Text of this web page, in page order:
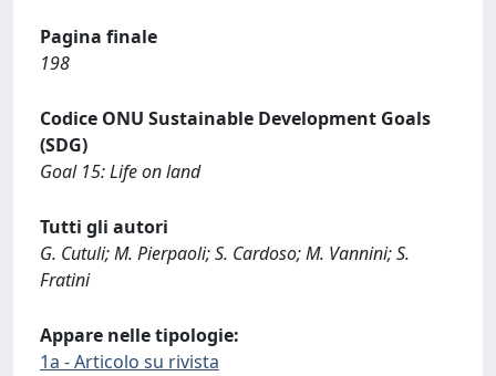
Pagina finale
198
Codice ONU Sustainable Development Goals
(SDG)
Goal 15: Life on land
Tutti gli autori
G. Cutuli; M. Pierpaoli; S. Cardoso; M. Vannini; S.
Fratini
Appare nelle tipologie:
1a - Articolo su rivista